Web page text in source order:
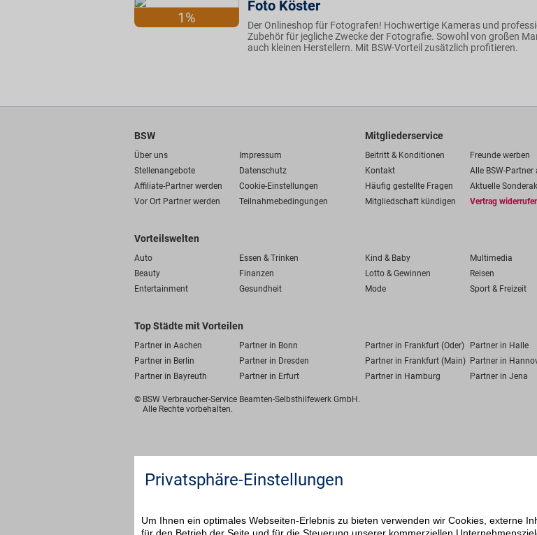
1%
Foto Köster
Der Onlineshop für Fotografen! Hochwertige Kameras und
Zubehör für jegliche Zwecke der Fotografie. Sowohl von großen
auch kleinen Herstellern. Mit BSW-Vorteil zusätzlich profitieren.
BSW
Über uns
Impressum
Stellenangebote
Datenschutz
Affiliate-Partner werden
Cookie-Einstellungen
Vor Ort Partner werden
Teilnahmebedingungen
Mitgliederservice
Beitritt & Konditionen
Freunde werben
Kontakt
Alle BSW-Partner
Häufig gestellte Fragen
Aktuelle
Mitgliedschaft kündigen
Vertrag
Vorteilswelten
Auto Essen & Trinken Kind & Baby
Multimedia
Beauty
Finanzen Lotto & Gewinnen
Reisen
Entertainment
Gesundheit Mode Sport & Freizeit
Top Städte mit Vorteilen
Partner in Aachen Partner in Bonn Partner in Frankfurt (Oder) Partner in Halle
Partner in Berlin
Partner in Dresden Partner in Frankfurt (Main) Partner in
Partner in Bayreuth
Partner in Erfurt Partner in Hamburg Partner in Jena
© BSW Verbraucher-Service Beamten-Selbsthilfewerk GmbH.
Alle Rechte vorbehalten.
Privatsphäre-Einstellungen
Um Ihnen ein optimales Webseiten-Erlebnis zu bieten verwenden wir Cookies, externe